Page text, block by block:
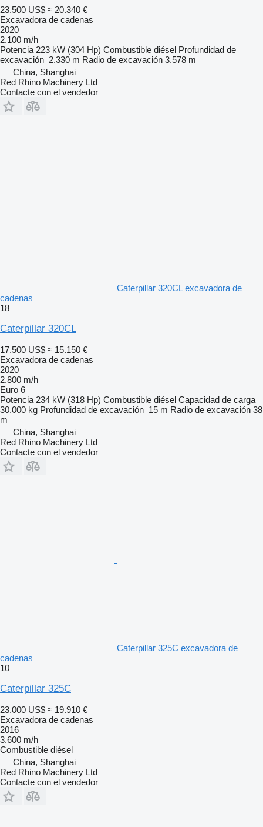
23.500 US$ ≈ 20.340 €
Excavadora de cadenas
2020
2.100 m/h
Potencia 223 kW (304 Hp) Combustible diésel Profundidad de
excavación 2.330 m Radio de excavación 3.578 m
China, Shanghai
Red Rhino Machinery Ltd
Contacte con el vendedor
Caterpillar 320CL excavadora de
cadenas
18
Caterpillar 320CL
17.500 US$ ≈ 15.150 €
Excavadora de cadenas
2020
2.800 m/h
Euro 6
Potencia 234 kW (318 Hp) Combustible diésel Capacidad de carga
30.000 kg Profundidad de excavación 15 m Radio de excavación 38
m
China, Shanghai
Red Rhino Machinery Ltd
Contacte con el vendedor
Caterpillar 325C excavadora de
cadenas
10
Caterpillar 325C
23.000 US$ ≈ 19.910 €
Excavadora de cadenas
2016
3.600 m/h
Combustible diésel
China, Shanghai
Red Rhino Machinery Ltd
Contacte con el vendedor